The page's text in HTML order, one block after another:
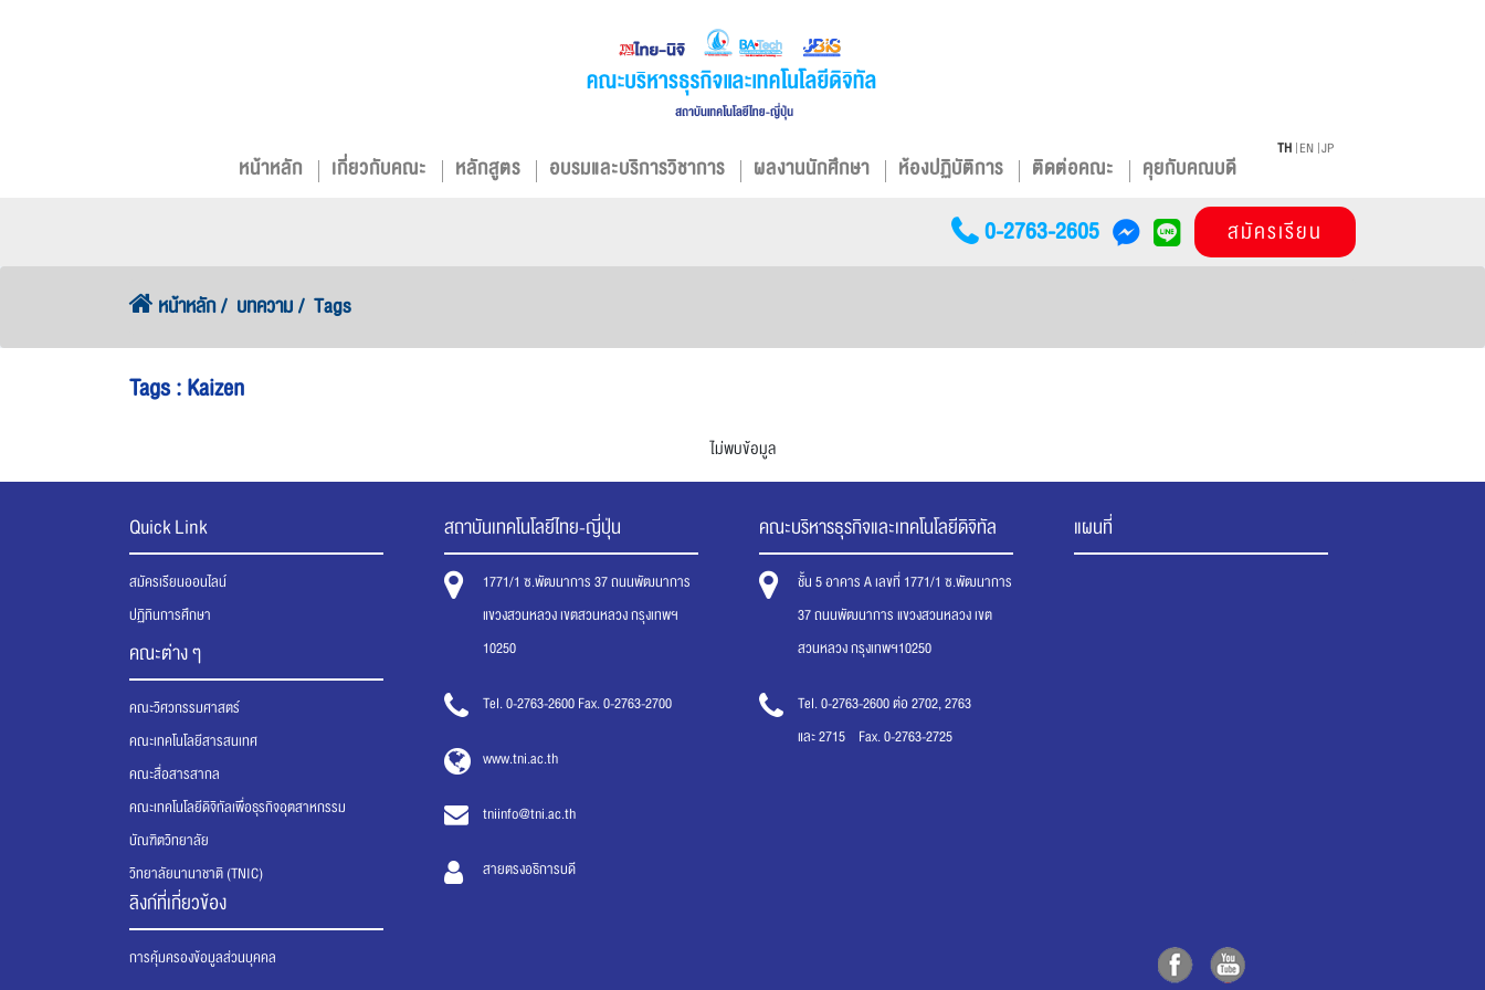
หน้าหลัก เกี่ยวกับคณะ หลักสูตร อบรมและบริการวิชาการ ผลงานนักศึกษา ห้องปฏิบัติการ ติดต่อคณะ คุยกับคณบดี
TH EN JP
0-2763-2605 สมัครเรียน
หน้าหลัก บทความ Tags
Tags : Kaizen
ไม่พบข้อมูล
Quick Link
สมัครเรียนออนไลน์
ปฏิทินการศึกษา
คณะต่าง ๆ
คณะวิศวกรรมศาสตร์
คณะเทคโนโลยีสารสนเทศ
คณะสื่อสารสากล
คณะเทคโนโลยีดิจิทัลเพื่อธุรกิจอุตสาหกรรม
บัณฑิตวิทยาลัย
วิทยาลัยนานาชาติ (TNIC)
ลิงก์ที่เกี่ยวข้อง
การคุ้มครองข้อมูลส่วนบุคคล
สถาบันเทคโนโลยีไทย-ญี่ปุ่น
1771/1 ซ.พัฒนาการ 37 ถนนพัฒนาการ
แขวงสวนหลวง เขตสวนหลวง กรุงเทพฯ
10250
Tel. 0-2763-2600 Fax. 0-2763-2700
www.tni.ac.th
tniinfo@tni.ac.th
สายตรงอธิการบดี
คณะบริหารธุรกิจและเทคโนโลยีดิจิทัล
ชั้น 5 อาคาร A เลขที่ 1771/1 ซ.พัฒนาการ
37 ถนนพัฒนาการ แขวงสวนหลวง เขต
สวนหลวง กรุงเทพฯ10250
Tel. 0-2763-2600 ต่อ 2702, 2763
และ 2715 Fax. 0-2763-2725
แผนที่